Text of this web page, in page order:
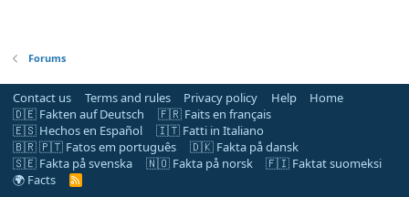
Forums
Contact us Terms and rules Privacy policy Help
Home
🇩🇪 Fakten auf Deutsch
🇫🇷 Faits en français
🇪🇸 Hechos en Español
🇮🇹 Fatti in Italiano
🇧🇷 🇵🇹 Fatos em português
🇩🇰 Fakta på dansk
🇸🇪 Fakta på svenska
🇳🇴 Fakta på norsk
🇫🇮 Faktat suomeksi
🌍 Facts
R